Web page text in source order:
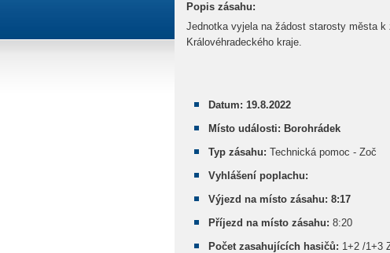
Popis zásahu:
Jednotka vyjela na žádost starosty města
Královéhradeckého kraje.
Datum: 19.8.2022
Místo události: Borohrádek
Typ zásahu: Technická pomoc - Zoč
Vyhlášení poplachu:
Výjezd na místo zásahu: 8:17
Příjezd na místo zásahu: 8:20
Počet zasahujících hasičů: 1+2 /1+3